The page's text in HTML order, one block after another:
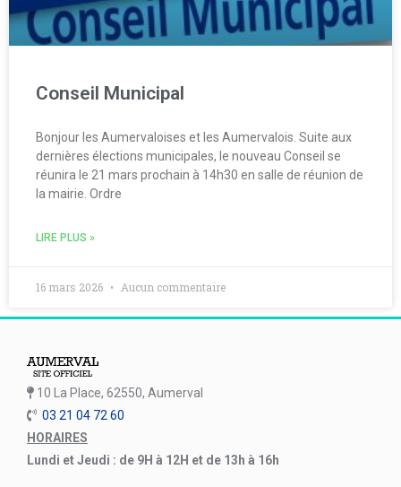
Conseil Municipal
Bonjour les Aumervaloises et les Aumervalois. Suite aux
dernières élections municipales, le nouveau Conseil se
réunira le 21 mars prochain à 14h30 en salle de réunion de
la mairie. Ordre
LIRE PLUS »
16 mars 2026 Aucun commentaire
10 La Place, 62550, Aumerval
03 21 04 72 60
HORAIRES
Lundi et Jeudi : de 9H à 12H et de 13h à 16h